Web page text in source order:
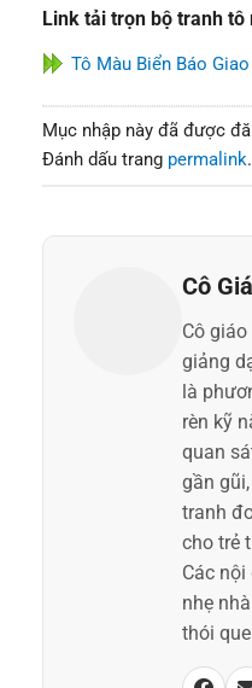
Link tải trọn bộ tranh tô
Tô Màu Biển Báo
Mục nhập này đã được
Đánh dấu trang permalink.
Cô
Cô
giảng
là
rèn kỹ
quan
gần
tranh
cho trẻ
Các
nhẹ
thói